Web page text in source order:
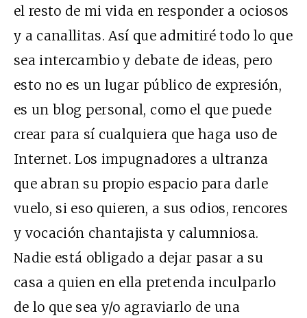
el resto de mi vida en responder a ociosos
y a canallitas. Así que admitiré todo lo que
sea intercambio y debate de ideas, pero
esto no es un lugar público de expresión,
es un blog personal, como el que puede
crear para sí cualquiera que haga uso de
Internet. Los impugnadores a ultranza
que abran su propio espacio para darle
vuelo, si eso quieren, a sus odios, rencores
y vocación chantajista y calumniosa.
Nadie está obligado a dejar pasar a su
casa a quien en ella pretenda inculparlo
de lo que sea y/o agraviarlo de una